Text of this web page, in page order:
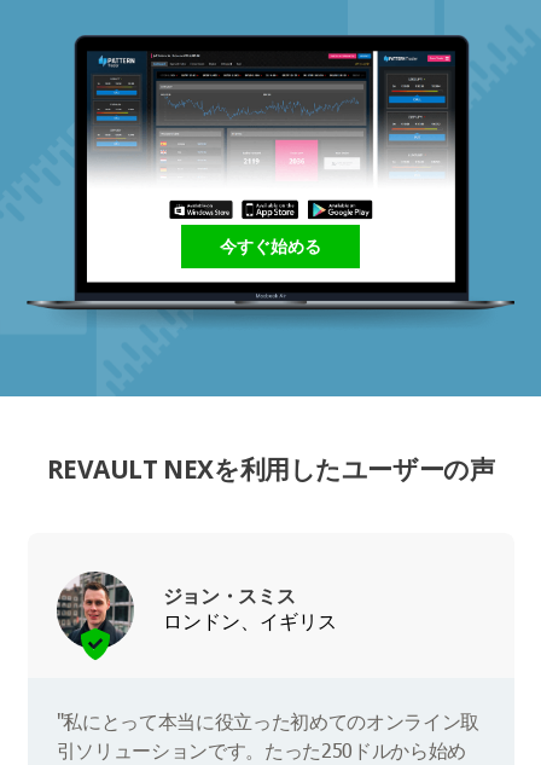
今すぐ始める
REVAULT NEXを利用したユーザーの声
ジョン・スミス
ロンドン、イギリス
"私にとって本当に役立った初めてのオンライン取
引ソリューションです。たった250ドルから始め